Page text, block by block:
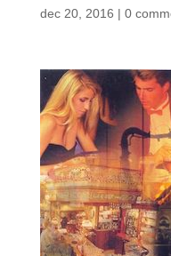
dec 20, 2016 | 0